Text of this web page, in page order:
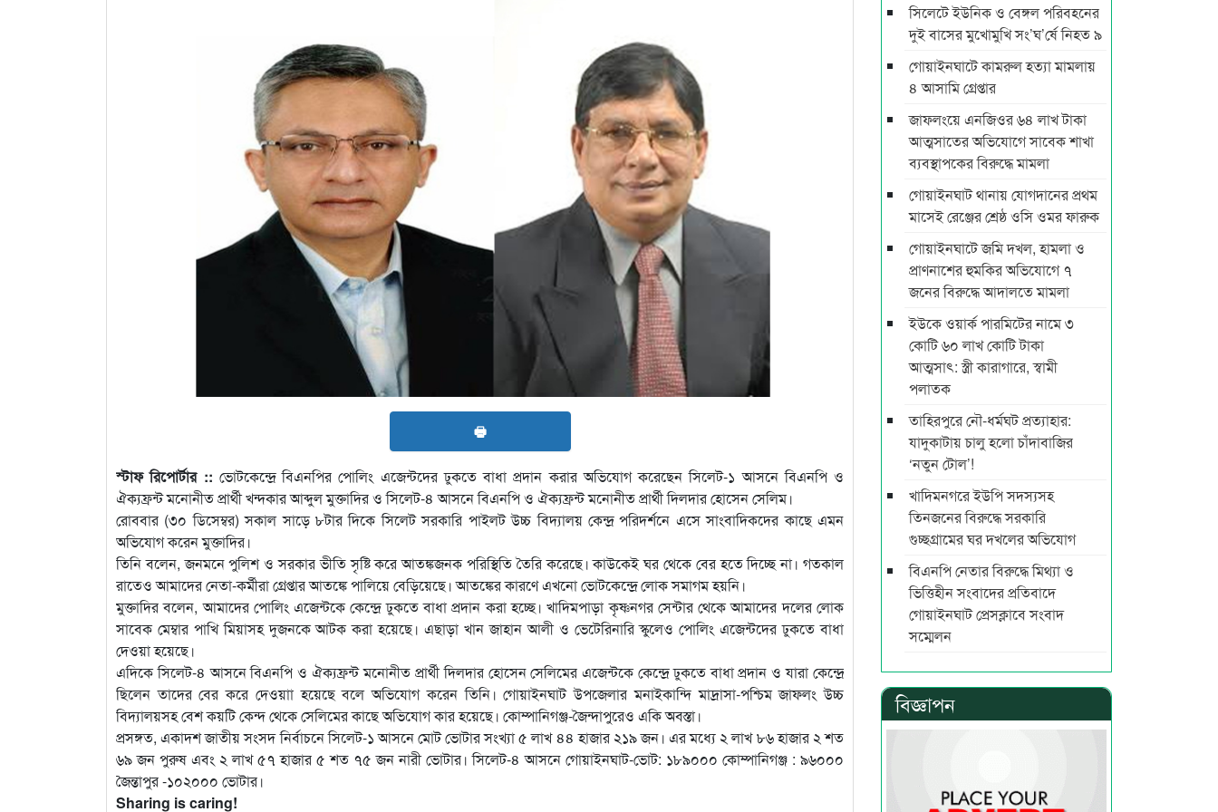
🖶
স্টাফ রিপোর্টার :: ভোটকেন্দ্রে বিএনপির পোলিং এজেন্টদের ঢুকতে বাধা প্রদান করার অভিযোগ করেছেন সিলেট-১ আসনে বিএনপি ও
ঐক্যফ্রন্ট মনোনীত প্রার্থী খন্দকার আব্দুল মুক্তাদির ও সিলেট-৪ আসনে বিএনপি ও ঐক্যফ্রন্ট মনোনীত প্রার্থী দিলদার হোসেন সেলিম।
রোববার (৩০ ডিসেম্বর) সকাল সাড়ে ৮টার দিকে সিলেট সরকারি পাইলট উচ্চ বিদ্যালয় কেন্দ্র পরিদর্শনে এসে সাংবাদিকদের কাছে এমন
অভিযোগ করেন মুক্তাদির।
তিনি বলেন, জনমনে পুলিশ ও সরকার ভীতি সৃষ্টি করে আতঙ্কজনক পরিস্থিতি তৈরি করেছে। কাউকেই ঘর থেকে বের হতে দিচ্ছে না। গতকাল
রাতেও আমাদের নেতা-কর্মীরা গ্রেপ্তার আতঙ্কে পালিয়ে বেড়িয়েছে। আতঙ্কের কারণে এখনো ভোটকেন্দ্রে লোক সমাগম হয়নি।
মুক্তাদির বলেন, আমাদের পোলিং এজেন্টকে কেন্দ্রে ঢুকতে বাধা প্রদান করা হচ্ছে। খাদিমপাড়া কৃষ্ণনগর সেন্টার থেকে আমাদের দলের লোক
সাবেক মেম্বার পাখি মিয়াসহ দুজনকে আটক করা হয়েছে। এছাড়া খান জাহান আলী ও ভেটেরিনারি স্কুলেও পোলিং এজেন্টদের ঢুকতে বাধা
দেওয়া হয়েছে।
এদিকে সিলেট-৪ আসনে বিএনপি ও ঐক্যফ্রন্ট মনোনীত প্রার্থী দিলদার হোসেন সেলিমের এজেন্টকে কেন্দ্রে ঢুকতে বাধা প্রদান ও যারা কেন্দ্রে
ছিলেন তাদের বের করে দেওয়াা হয়েছে বলে অভিযোগ করেন তিনি। গোয়াইনঘাট উপজেলার মনাইকান্দি মাদ্রাসা-পশ্চিম জাফলং উচ্চ
বিদ্যালয়সহ বেশ কয়টি কেন্দ থেকে সেলিমের কাছে অভিযোগ কার হয়েছে। কোম্পানিগঞ্জ-জৈন্দাপুরেও একি অবস্তা।
প্রসঙ্গত, একাদশ জাতীয় সংসদ নির্বাচনে সিলেট-১ আসনে মোট ভোটার সংখ্যা ৫ লাখ ৪৪ হাজার ২১৯ জন। এর মধ্যে ২ লাখ ৮৬ হাজার ২ শত
৬৯ জন পুরুষ এবং ২ লাখ ৫৭ হাজার ৫ শত ৭৫ জন নারী ভোটার। সিলেট-৪ আসনে গোয়াইনঘাট-ভোট: ১৮৯০০০ কোম্পানিগঞ্জ : ৯৬০০০
জৈন্তাপুর -১০২০০০ ভোটার।
Sharing is caring!
সিলেটে ইউনিক ও বেঙ্গল পরিবহনের
দুই বাসের মুখোমুখি সং’ঘ’র্ষে নিহত ৯
গোয়াইনঘাটে কামরুল হত্যা মামলায়
৪ আসামি গ্রেপ্তার
জাফলংয়ে এনজিওর ৬৪ লাখ টাকা
আত্মসাতের অভিযোগে সাবেক শাখা
ব্যবস্থাপকের বিরুদ্ধে মামলা
গোয়াইনঘাট থানায় যোগদানের প্রথম
মাসেই রেঞ্জের শ্রেষ্ঠ ওসি ওমর ফারুক
গোয়াইনঘাটে জমি দখল, হামলা ও
প্রাণনাশের হুমকির অভিযোগে ৭
জনের বিরুদ্ধে আদালতে মামলা
ইউকে ওয়ার্ক পারমিটের নামে ৩
কোটি ৬০ লাখ কোটি টাকা
আত্মসাৎ: স্ত্রী কারাগারে, স্বামী
পলাতক
তাহিরপুরে নৌ-ধর্মঘট প্রত্যাহার:
যাদুকাটায় চালু হলো চাঁদাবাজির
‘নতুন টোল’!
খাদিমনগরে ইউপি সদস্যসহ
তিনজনের বিরুদ্ধে সরকারি
গুচ্ছগ্রামের ঘর দখলের অভিযোগ
বিএনপি নেতার বিরুদ্ধে মিথ্যা ও
ভিত্তিহীন সংবাদের প্রতিবাদে
গোয়াইনঘাট প্রেসক্লাবে সংবাদ
সম্মেলন
বিজ্ঞাপন